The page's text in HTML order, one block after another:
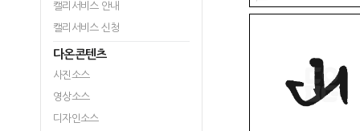
캘리서비스 안내
캘리서비스 신청
다온콘텐츠
사진소스
영상소스
디자인소스